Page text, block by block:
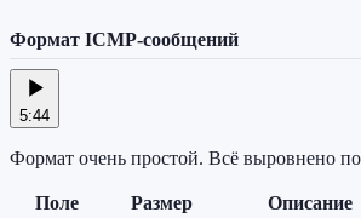
Формат ICMP-сообщений
5:44
Формат очень простой. Всё выровнено
Поле Размер
Описание